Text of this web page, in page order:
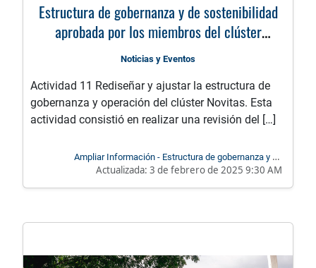
Estructura de gobernanza y de sostenibilidad
aprobada por los miembros del clúster
Novitas e implementada
Noticias y Eventos
Actividad 11 Rediseñar y ajustar la estructura de
gobernanza y operación del clúster Novitas. Esta
actividad consistió en realizar una revisión del […]
Ampliar Información - Estructura de gobernanza y de
sostenibilidad aprobada por los miembros del clúster Novitas
Actualizada: 3 de febrero de 2025 9:30 AM